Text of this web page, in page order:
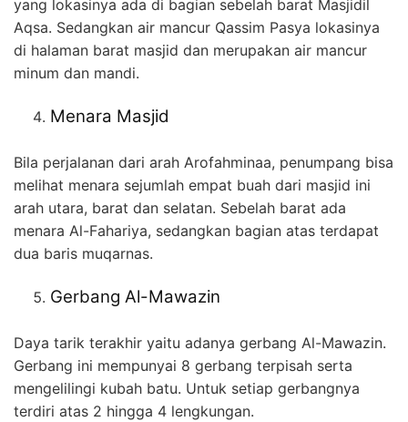
yang lokasinya ada di bagian sebelah barat Masjidil
Aqsa. Sedangkan air mancur Qassim Pasya lokasinya
di halaman barat masjid dan merupakan air mancur
minum dan mandi.
Menara Masjid
Bila perjalanan dari arah Arofahminaa, penumpang bisa
melihat menara sejumlah empat buah dari masjid ini
arah utara, barat dan selatan. Sebelah barat ada
menara Al-Fahariya, sedangkan bagian atas terdapat
dua baris muqarnas.
Gerbang Al-Mawazin
Daya tarik terakhir yaitu adanya gerbang Al-Mawazin.
Gerbang ini mempunyai 8 gerbang terpisah serta
mengelilingi kubah batu. Untuk setiap gerbangnya
terdiri atas 2 hingga 4 lengkungan.